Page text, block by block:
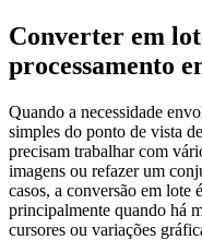
Converter em
processamento
Quando a necessidade
simples do ponto de vista
precisam trabalhar com
imagens ou refazer um
casos, a conversão em lote
principalmente quando há
cursores ou variações